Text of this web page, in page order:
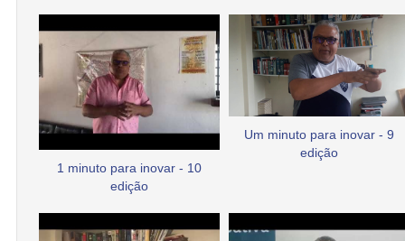
1 minuto para inovar - 10
edição
Um minuto para inovar - 9
edição